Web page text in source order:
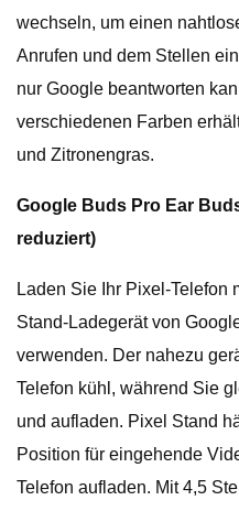
wechseln, um einen
Anrufen und dem Stellen
nur Google beantworten
verschiedenen Farben
und Zitronengras.
Google Buds Pro Ear
reduziert)
Laden Sie Ihr Pixel-Telefon
Stand-Ladegerät von
verwenden. Der nahezu
Telefon kühl, während Sie
und aufladen. Pixel Stand
Position für eingehende
Telefon aufladen. Mit 4,5